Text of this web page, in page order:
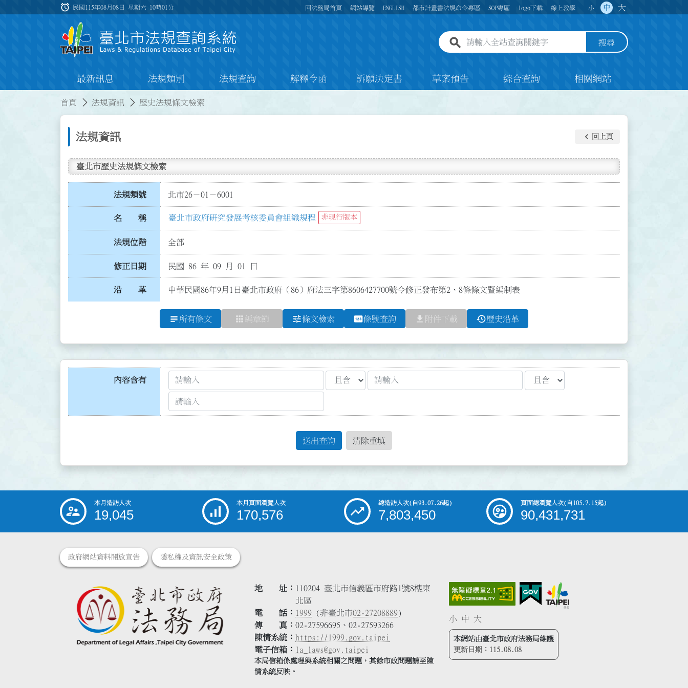
:::
alarm 民國115年08月08日 星期六 10時01分 回法務局首頁 網站導覽 ENGLISH 都市計畫書法規命令專區 SOP專區 logo下載 線上教學 小 中 大
全站查詢關鍵字欄位 搜尋
最新訊息 法規類別 法規查詢 解釋令函 訴願決定書 草案預告 綜合查詢 相關網站
首頁 法規資訊 歷史法規條文檢索
法規資訊 keyboard_arrow_left 回上頁
臺北市歷史法規條文檢索
法規類號 北市26－01－6001
名 稱 臺北市政府研究發展考核委員會組織規程 非現行版本
法規位階 全部
修正日期 民國 86 年 09 月 01 日
沿 革 中華民國86年9月1日臺北市政府（86）府法三字第8606427700號令修正發布第2、8條條文暨編制表
subject 所有條文 apps 編章節 tune條文檢索 pin條號查詢 file_download 附件下載 history歷史沿革
內容含有
送出查詢 清除重填
::: 本月造訪人次
19,045
本月頁面瀏覽人次
170,576
總造訪人次(自93.07.26起)
7,803,450
頁面總瀏覽人次(自105.7.15起)
90,431,731
政府網站資料開放宣告 隱私權及資訊安全政策
地 址
110204 臺北市信義區市府路1號8樓東
北區
電 話
1999 (非臺北市02-27208889)
傳 真
02-27596695、02-27593266
陳情系統
https://1999.gov.taipei
電子信箱
la_laws@gov.taipei
本局信箱係處理與系統相關之問題，其餘市政問題請至陳
情系統反映。
小 中 大
本網站由臺北市政府法務局維護
更新日期： 115.08.08